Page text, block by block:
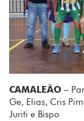
CAMALEÃO –
Ge, Elias, Cris
Juriti e Bispo